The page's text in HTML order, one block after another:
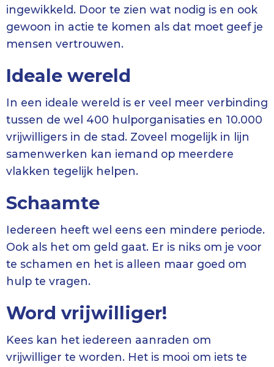
ingewikkeld. Door te zien wat nodig is en ook
gewoon in actie te komen als dat moet geef je
mensen vertrouwen.
Ideale wereld
In een ideale wereld is er veel meer verbinding
tussen de wel 400 hulporganisaties en 10.000
vrijwilligers in de stad. Zoveel mogelijk in lijn
samenwerken kan iemand op meerdere
vlakken tegelijk helpen.
Schaamte
Iedereen heeft wel eens een mindere periode.
Ook als het om geld gaat. Er is niks om je voor
te schamen en het is alleen maar goed om
hulp te vragen.
Word vrijwilliger!
Kees kan het iedereen aanraden om
vrijwilliger te worden. Het is mooi om iets te